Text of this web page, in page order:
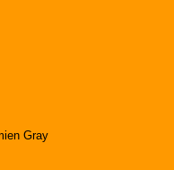
Gray